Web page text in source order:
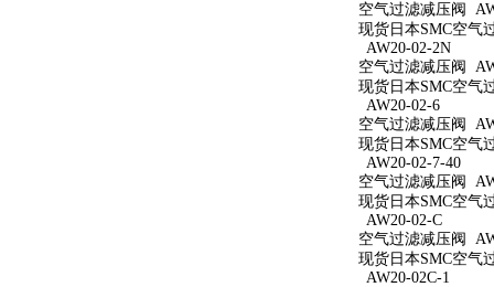
空气过滤减压阀
现货日本SMC空气
AW20-02-2N
空气过滤减压阀
现货日本SMC空气
AW20-02-6
空气过滤减压阀
现货日本SMC空气
AW20-02-7-40
空气过滤减压阀
现货日本SMC空气
AW20-02-C
空气过滤减压阀
现货日本SMC空气
AW20-02C-1